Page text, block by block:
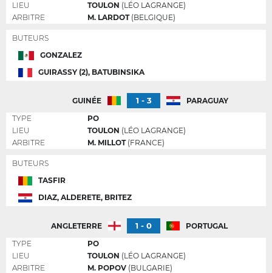
LIEU
TOULON (LÉO LAGRANGE)
ARBITRE
M. LARDOT (BELGIQUE)
BUTEURS
GONZALEZ
GUIRASSY (2), BATUBINSIKA
GUINÉE 1 - 3
PARAGUAY
TYPE
PO
LIEU
TOULON (LÉO LAGRANGE)
ARBITRE
M. MILLOT (FRANCE)
BUTEURS
TASFIR
DIAZ, ALDERETE, BRITEZ
ANGLETERRE 1 - 0
PORTUGAL
TYPE
PO
LIEU
TOULON (LÉO LAGRANGE)
ARBITRE
M. POPOV (BULGARIE)